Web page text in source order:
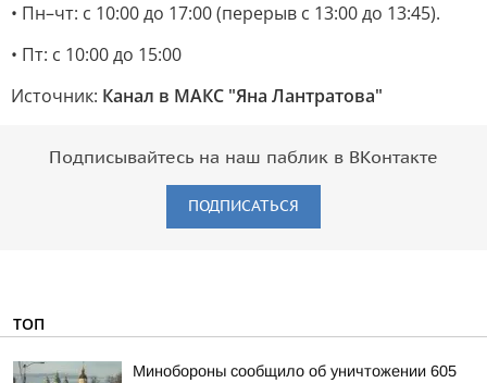
• Пн–чт: с 10:00 до 17:00 (перерыв с 13:00 до 13:45).
• Пт: с 10:00 до 15:00
Источник: Канал в МАКС "Яна Лантратова"
Подписывайтесь на наш паблик в ВКонтакте
ПОДПИСАТЬСЯ
ТОП
Минобороны сообщило об уничтожении 605